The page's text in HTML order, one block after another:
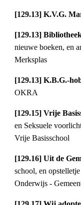
[129.13] K.V.G.
[129.13]
nieuwe boeken, en
Merksplas
[129.13] K.B.G.-
OKRA
[129.15] Vrije
en Seksuele
Vrije Basisschool
[129.16] Uit de
school, en
Onderwijs -